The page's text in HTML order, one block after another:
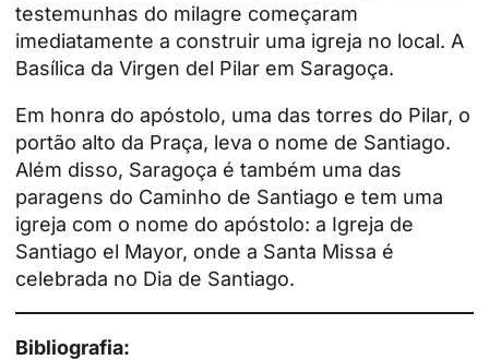
testemunhas do milagre começaram
imediatamente a construir uma igreja no local. A
Basílica da Virgen del Pilar em Saragoça.
Em honra do apóstolo, uma das torres do Pilar, o
portão alto da Praça, leva o nome de Santiago.
Além disso, Saragoça é também uma das
paragens do Caminho de Santiago e tem uma
igreja com o nome do apóstolo: a Igreja de
Santiago el Mayor, onde a Santa Missa é
celebrada no Dia de Santiago.
Bibliografia: